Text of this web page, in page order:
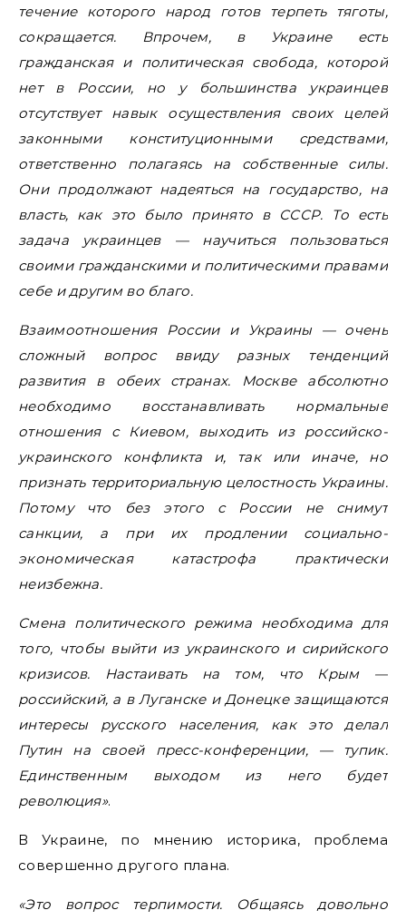
течение которого народ готов терпеть тяготы,
сокращается. Впрочем, в Украине есть
гражданская и политическая свобода, которой
нет в России, но у большинства украинцев
отсутствует навык осуществления своих целей
законными конституционными средствами,
ответственно полагаясь на собственные силы.
Они продолжают надеяться на государство, на
власть, как это было принято в СССР. То есть
задача украинцев — научиться пользоваться
своими гражданскими и политическими правами
себе и другим во благо.
Взаимоотношения России и Украины — очень
сложный вопрос ввиду разных тенденций
развития в обеих странах. Москве абсолютно
необходимо восстанавливать нормальные
отношения с Киевом, выходить из российско-
украинского конфликта и, так или иначе, но
признать территориальную целостность Украины.
Потому что без этого с России не снимут
санкции, а при их продлении социально-
экономическая катастрофа практически
неизбежна.
Смена политического режима необходима для
того, чтобы выйти из украинского и сирийского
кризисов. Настаивать на том, что Крым —
российский, а в Луганске и Донецке защищаются
интересы русского населения, как это делал
Путин на своей пресс-конференции, — тупик.
Единственным выходом из него будет
революция».
В Украине, по мнению историка, проблема
совершенно другого плана.
«Это вопрос терпимости. Общаясь довольно